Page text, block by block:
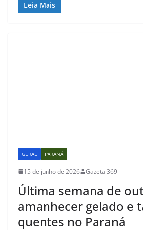
Leia Mais
GERAL PARANÁ
15 de junho de 2026 Gazeta 369
Última semana de
amanhecer gelado e
quentes no Paraná